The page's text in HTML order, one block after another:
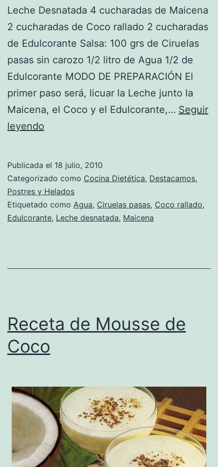
Leche Desnatada 4 cucharadas de Maicena
2 cucharadas de Coco rallado 2 cucharadas
de Edulcorante Salsa: 100 grs de Ciruelas
pasas sin carozo 1/2 litro de Agua 1/2 de
Edulcorante MODO DE PREPARACIÓN El
primer paso será, licuar la Leche junto la
Maicena, el Coco y el Edulcorante,… Seguir
leyendo
blanco
Publicada el 18 julio, 2010
Categorizado como Cocina Dietética, Destacamos,
Postres y Helados
Etiquetado como Agua, Ciruelas pasas, Coco rallado,
Edulcorante, Leche desnatada, Maicena
Receta de Mousse de
Coco